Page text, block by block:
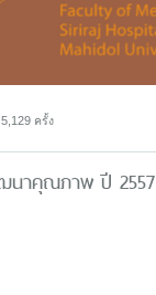
ครั้ง
นาคุณภาพ ปี 2557